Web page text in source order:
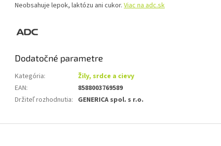
Neobsahuje lepok, laktózu ani cukor. Viac na adc.sk
Dodatočné parametre
Kategória:
Žily, srdce a cievy
EAN:
8588003769589
Držiteľ rozhodnutia: GENERICA spol. s r.o.